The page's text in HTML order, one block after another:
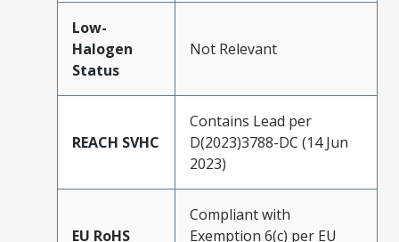
Low-
Halogen
Status
Not Relevant
REACH SVHC
Contains Lead per
D(2023)3788-DC (14 Jun
2023)
EU RoHS
Compliant with
Exemption 6(c) per EU